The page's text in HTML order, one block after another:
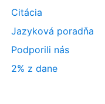
Citácia
Jazyková poradňa
Podporili nás
2% z dane